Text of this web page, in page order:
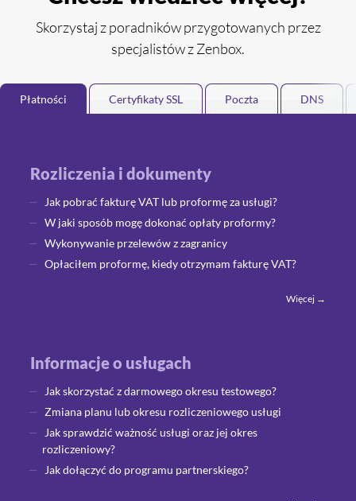
Skorzystaj z poradników przygotowanych przez
specjalistów z Zenbox.
Płatności Certyfikaty SSL Poczta DNS
Rozliczenia i dokumenty
Jak pobrać fakturę VAT lub proformę za usługi?
W jaki sposób mogę dokonać opłaty proformy?
Wykonywanie przelewów z zagranicy
Opłaciłem proformę, kiedy otrzymam fakturę VAT?
Więcej →
Informacje o usługach
Jak skorzystać z darmowego okresu testowego?
Zmiana planu lub okresu rozliczeniowego usługi
Jak sprawdzić ważność usługi oraz jej okres
rozliczeniowy?
Jak dołączyć do programu partnerskiego?